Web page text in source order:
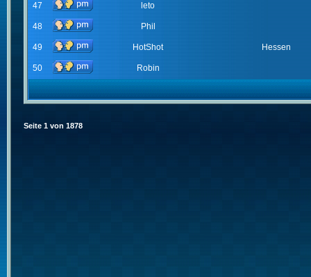
47 leto
48 Phil
49 HotShot Hessen
50 Robin
Seite 1 von 1878